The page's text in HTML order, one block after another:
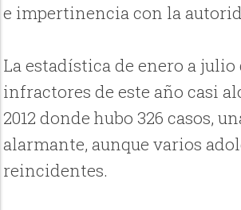
e impertinencia con la
La estadística de enero a julio
infractores de este año casi
2012 donde hubo 326 casos,
alarmante, aunque varios
reincidentes.